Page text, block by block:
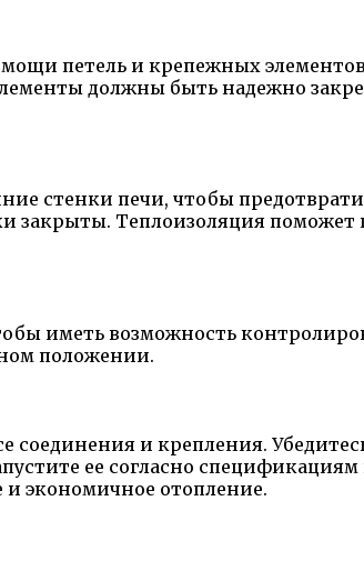
петель и крепежных
должны быть надежно
стенки печи, чтобы
закрыты. Теплоизоляция
иметь возможность
положении.
соединения и крепления.
ее согласно
и экономичное отопление.